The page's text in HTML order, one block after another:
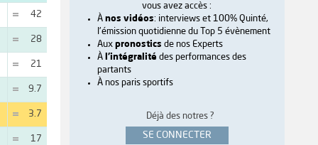
42
28
21
9.7
3.7
17
vous avez accès :
À nos vidéos: interviews et 100% Quinté,
l'émission quotidienne du Top 5 évènement
Aux pronostics de nos Experts
À l'intégralité des performances des
partants
À nos paris sportifs
Déjà des notres ?
SE CONNECTER